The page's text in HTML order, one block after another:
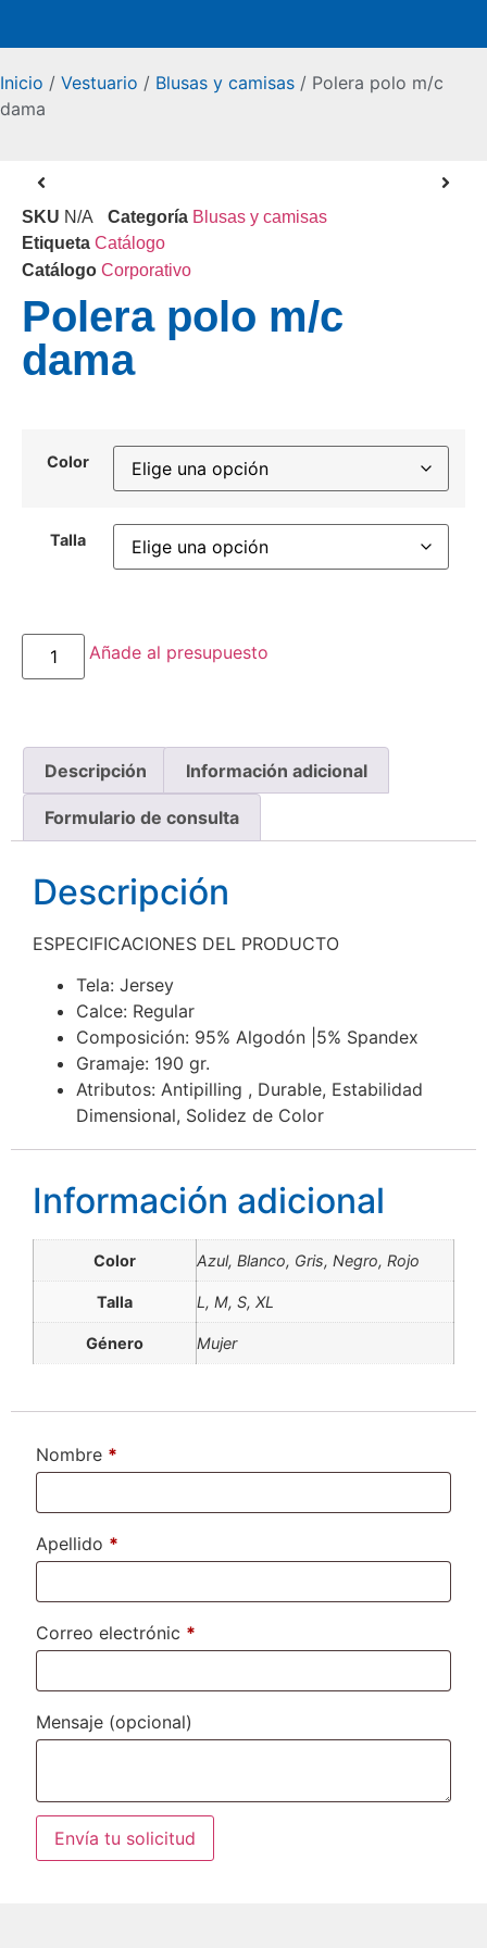
Inicio / Vestuario / Blusas y camisas / Polera polo m/c
dama
SKU N/A Categoría Blusas y camisas
Etiqueta Catálogo
Catálogo Corporativo
Polera polo m/c
dama
Color
Talla
Añade al presupuesto
Descripción Información adicional
Formulario de consulta
Descripción
ESPECIFICACIONES DEL PRODUCTO
Tela: Jersey
Calce: Regular
Composición: 95% Algodón |5% Spandex
Gramaje: 190 gr.
Atributos: Antipilling , Durable, Estabilidad
Dimensional, Solidez de Color
Información adicional
Color Azul, Blanco, Gris, Negro, Rojo
Talla L, M, S, XL
Género Mujer
Nombre *
Apellido *
Correo electrónic *
Mensaje (opcional)